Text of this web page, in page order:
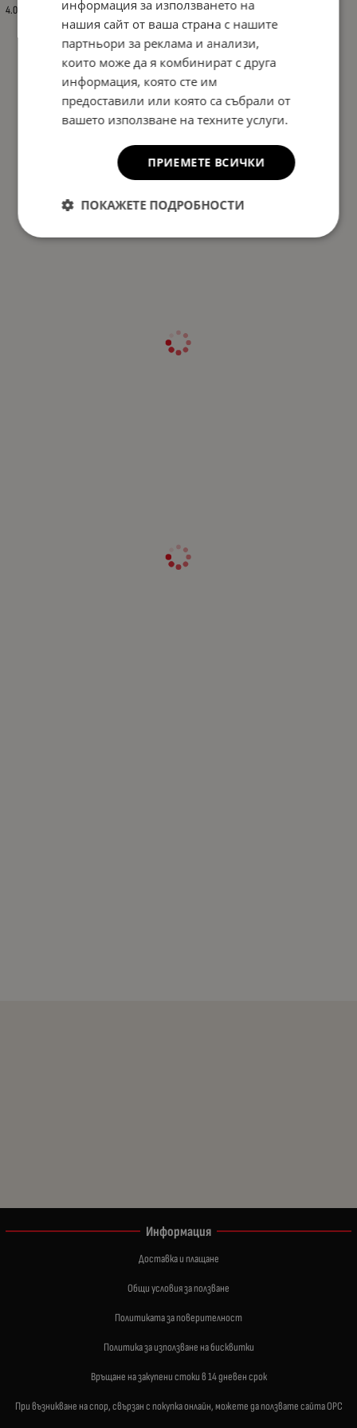
4.00
Информация
Доставка и плащане
Общи условия за ползване
Политиката за поверителност
Политика за използване на бисквитки
Връщане на закупени стоки в 14 дневен срок
При възникване на спор, свързан с покупка онлайн, можете да ползвате сайта ОРС
информация за използването на
нашия сайт от ваша страна с нашите
партньори за реклама и анализи,
които може да я комбинират с друга
информация, която сте им
предоставили или която са събрали от
вашето използване на техните услуги.
ПРИЕМЕТЕ ВСИЧКИ
ПОКАЖЕТЕ ПОДРОБНОСТИ